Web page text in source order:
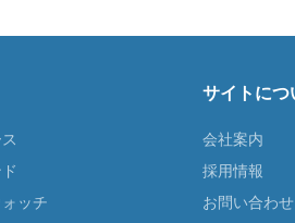
ッチ
サイトにつ
会社案内
採用情報
お問い合わせ